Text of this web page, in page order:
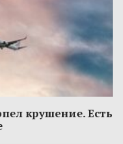
крушение. Есть